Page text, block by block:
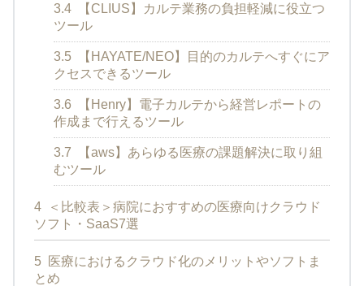
3.4
【CLIUS】カルテ業務の負担軽減に役立つ
ツール
3.5
【HAYATE/NEO】目的のカルテへすぐにア
クセスできるツール
3.6
【Henry】電子カルテから経営レポートの
作成まで行えるツール
3.7
【aws】あらゆる医療の課題解決に取り組
むツール
4
＜比較表＞病院におすすめの医療向けクラウド
ソフト・SaaS7選
5 医療におけるクラウド化のメリットやソフトま
とめ